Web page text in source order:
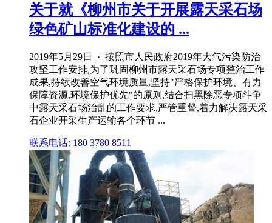
关于就《柳州市关于开展露天采石场
绿色矿山标准化建设的 ...
2019年5月29日 · 按照市人民政府2019年大气污染防治
攻坚工作安排,为了巩固柳州市露天采石场专项整治工作
成果,持续改善空气环境质量,坚持"严格保护环境、有力
保障资源,环境保护优先"的原则,结合扫黑除恶专项斗争
中露天采石场治乱的工作要求,严管重督,着力解决露天采
石企业开采生产运输各个环节 ...
联系电话: 180 3780 8511